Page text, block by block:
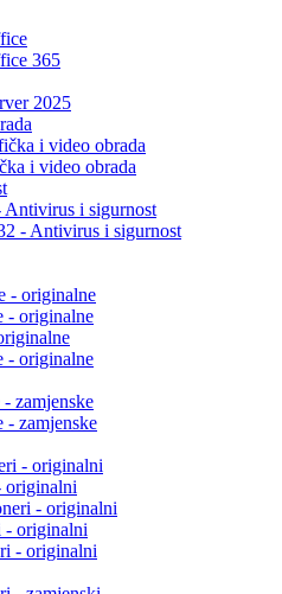
365
2025
i video obrada
i video obrada
Antivirus i sigurnost
- Antivirus i sigurnost
- originalne
- originalne
- originalne
zamjenske
- zamjenske
- originalni
originalni
- originalni
originalni
- originalni